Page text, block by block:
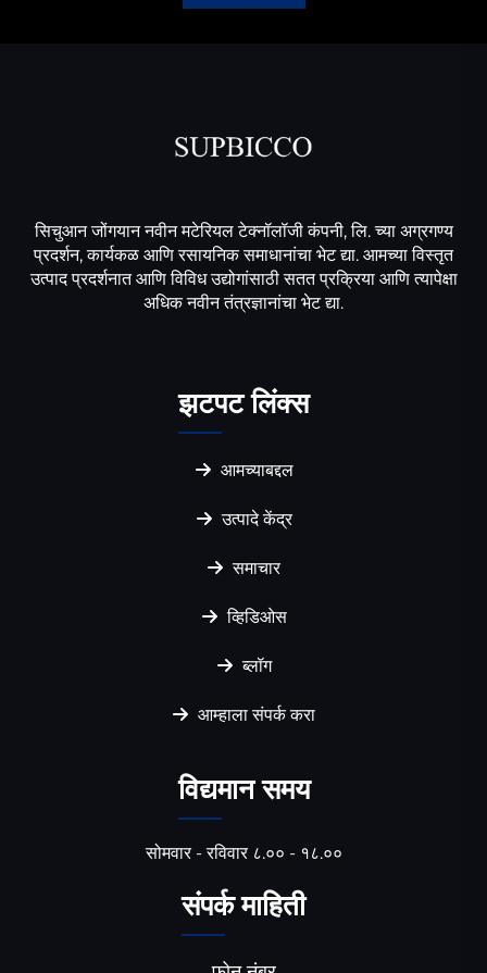
सिचुआन जोंगयान नवीन मटेरियल टेक्नॉलॉजी कंपनी, लि. च्या अग्रगण्य
प्रदर्शन, कार्यकळ आणि रसायनिक समाधानांचा भेट द्या. आमच्या विस्तृत
उत्पाद प्रदर्शनात आणि विविध उद्योगांसाठी सतत प्रक्रिया आणि त्यापेक्षा
अधिक नवीन तंत्रज्ञानांचा भेट द्या.
झटपट लिंक्स
आमच्याबद्दल
उत्पादे केंद्र
समाचार
व्हिडिओस
ब्लॉग
आम्हाला संपर्क करा
विद्यमान समय
सोमवार - रविवार ८.०० - १८.००
संपर्क माहिती